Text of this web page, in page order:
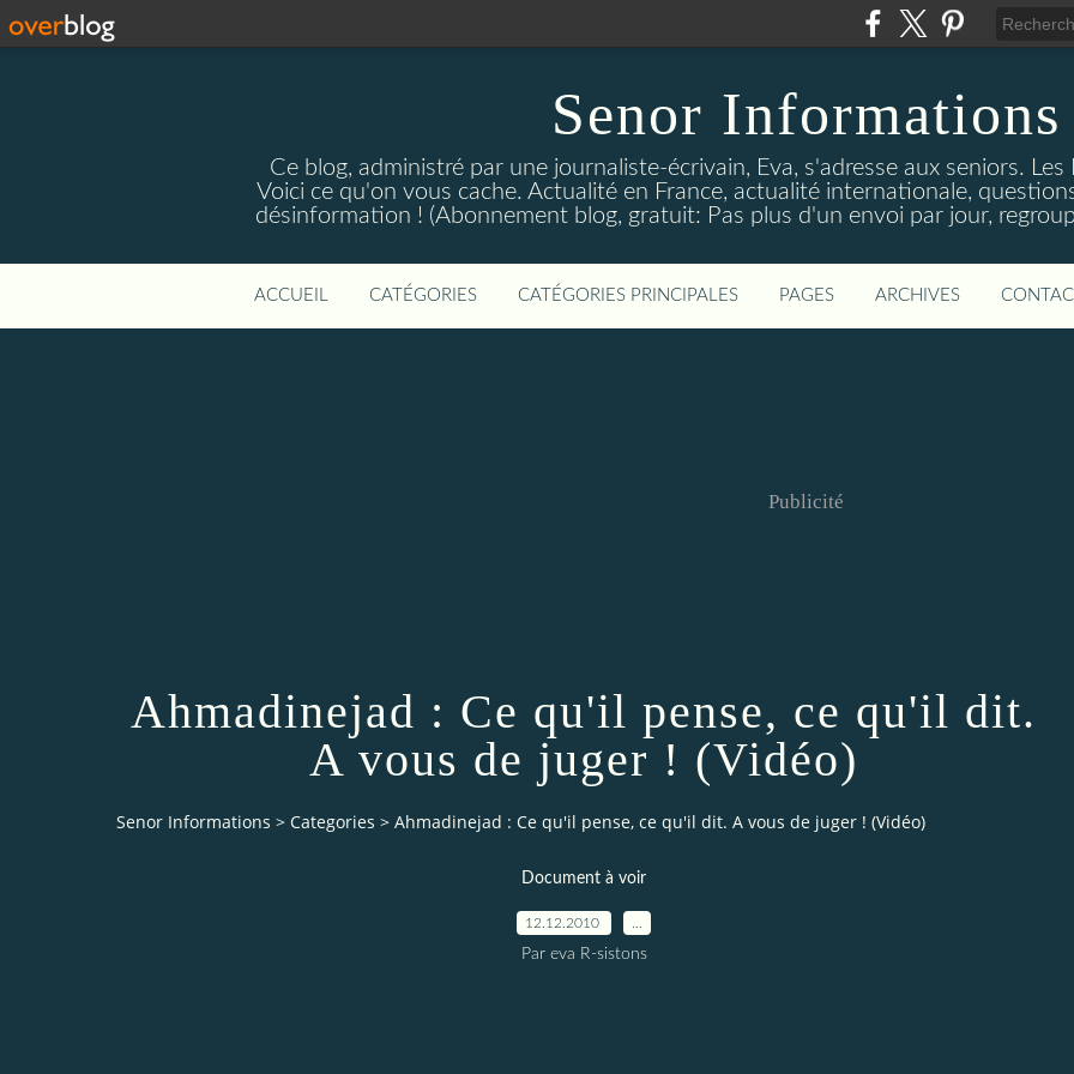
Senor Informations
Ce blog, administré par une journaliste-écrivain, Eva, s'adresse aux seniors.
Voici ce qu'on vous cache. Actualité en France, actualité internationale,
désinformation ! (Abonnement blog, gratuit: Pas plus d'un envoi par jour,
ACCUEIL CATÉGORIES CATÉGORIES PRINCIPALES PAGES ARCHIVES
Publicité
Ahmadinejad : Ce qu'il pense, ce qu'il dit.
A vous de juger ! (Vidéo)
Senor Informations > Categories > Ahmadinejad : Ce qu'il pense, ce qu'il dit. A vous de juger ! (Vidéo)
Document à voir
12.12.2010
Par eva R-sistons